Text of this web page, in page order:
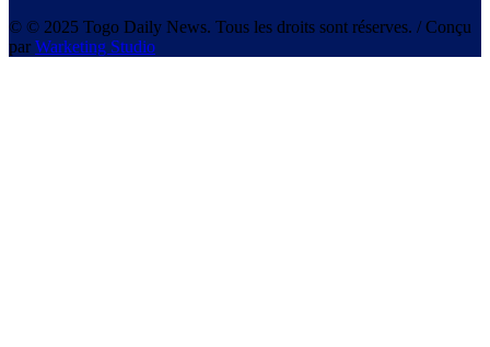
© © 2025 Togo Daily News. Tous les droits sont réserves. / Conçu
par Warketing Studio